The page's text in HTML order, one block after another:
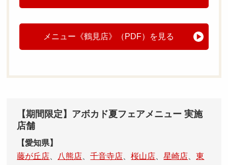
メニュー《鶴見店》（PDF）を見る
【期間限定】アボカド夏フェアメニュー 実施
店舗
【愛知県】
藤が丘店
八熊店 、千音寺店 、桜山店 、星崎店 、東